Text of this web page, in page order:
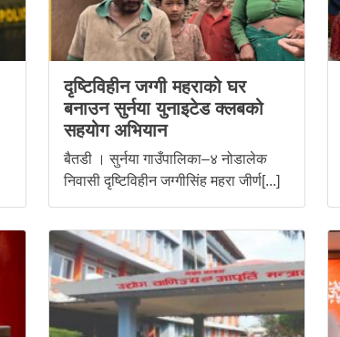
दृष्टिविहीन जग्गी महराको घर
बनाउन सुर्नया युनाइटेड क्लबको
सहयोग अभियान
बैतडी । सुर्नया गाउँपालिका–४ नोडालेक
निवासी दृष्टिविहीन जग्गीसिंह महरा जीर्ण[...]